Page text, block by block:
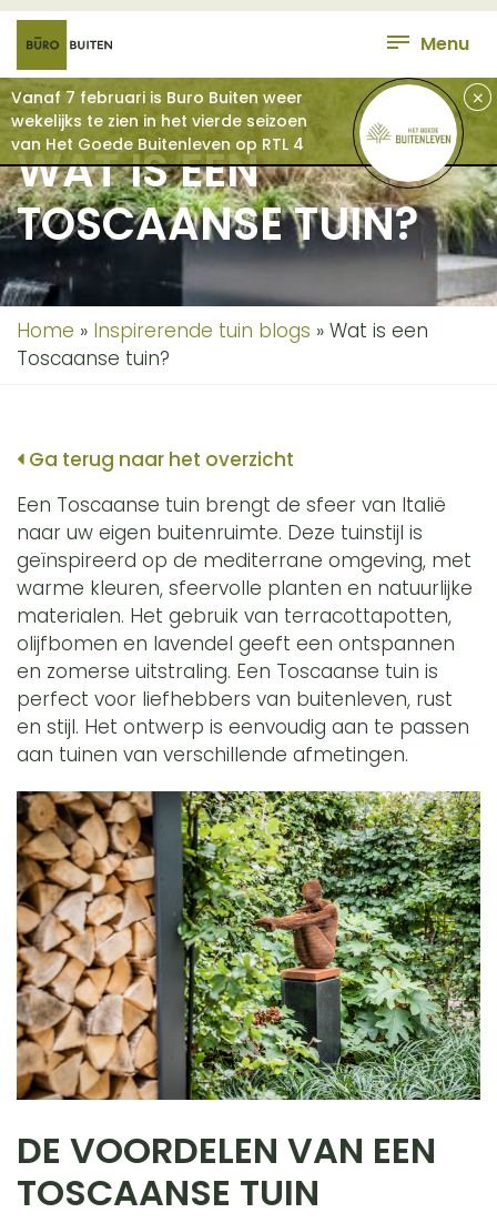
Menu
Vanaf 7 februari is Buro Buiten weer
wekelijks te zien in het vierde seizoen
van Het Goede Buitenleven op RTL 4
+
WAT IS EEN
TOSCAANSE TUIN?
Home » Inspirerende tuin blogs » Wat is een
Toscaanse tuin?
Ga terug naar het overzicht
Een Toscaanse tuin brengt de sfeer van Italië
naar uw eigen buitenruimte. Deze tuinstijl is
geïnspireerd op de mediterrane omgeving, met
warme kleuren, sfeervolle planten en natuurlijke
materialen. Het gebruik van terracottapotten,
olijfbomen en lavendel geeft een ontspannen
en zomerse uitstraling. Een Toscaanse tuin is
perfect voor liefhebbers van buitenleven, rust
en stijl. Het ontwerp is eenvoudig aan te passen
aan tuinen van verschillende afmetingen.
DE VOORDELEN VAN EEN
TOSCAANSE TUIN